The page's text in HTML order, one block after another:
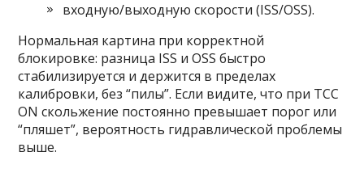
входную/выходную скорости (ISS/OSS).
Нормальная картина при корректной
блокировке: разница ISS и OSS быстро
стабилизируется и держится в пределах
калибровки, без “пилы”. Если видите, что при TCC
ON скольжение постоянно превышает порог или
“пляшет”, вероятность гидравлической проблемы
выше.